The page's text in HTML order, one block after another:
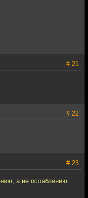
# 21
# 22
# 23
а не ослаблению